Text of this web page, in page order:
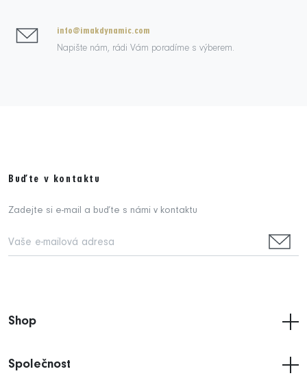
info@imakdynamic.com
Napište nám, rádi Vám poradíme s výberem.
Buďte v kontaktu
Zadejte si e-mail a buďte s námi v kontaktu
Shop
Společnost